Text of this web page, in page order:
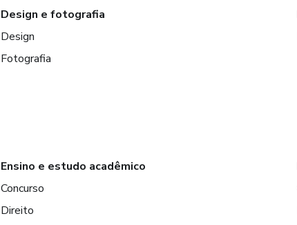
Design e fotografia
Design
Fotografia
Ensino e estudo acadêmico
Concurso
Direito